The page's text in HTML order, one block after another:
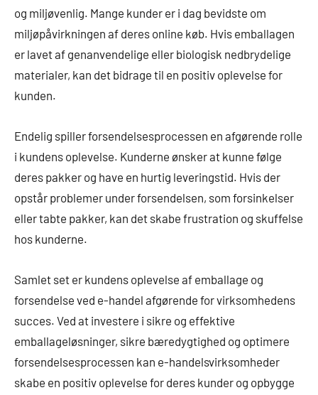
og miljøvenlig. Mange kunder er i dag bevidste om
miljøpåvirkningen af deres online køb. Hvis emballagen
er lavet af genanvendelige eller biologisk nedbrydelige
materialer, kan det bidrage til en positiv oplevelse for
kunden.
Endelig spiller forsendelsesprocessen en afgørende rolle
i kundens oplevelse. Kunderne ønsker at kunne følge
deres pakker og have en hurtig leveringstid. Hvis der
opstår problemer under forsendelsen, som forsinkelser
eller tabte pakker, kan det skabe frustration og skuffelse
hos kunderne.
Samlet set er kundens oplevelse af emballage og
forsendelse ved e-handel afgørende for virksomhedens
succes. Ved at investere i sikre og effektive
emballageløsninger, sikre bæredygtighed og optimere
forsendelsesprocessen kan e-handelsvirksomheder
skabe en positiv oplevelse for deres kunder og opbygge